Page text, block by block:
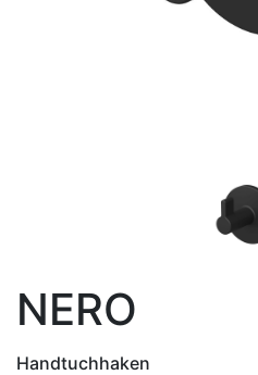
NERO
Handtuchhaken